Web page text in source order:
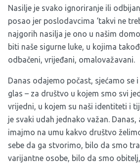
Nasilje je svako ignoriranje ili
posao jer poslodavcima ‘takvi ne
najgorih nasilja je ono u našim
biti naše sigurne luke, u kojima
odbačeni, vrijeđani, omalovažavani.
Danas odajemo počast, sjećamo se
glas – za društvo u kojem smo svi
vrijedni, u kojem su naši identiteti i
je svaki udah jednako važan. Danas,
imajmo na umu kakvo društvo
sebe da ga stvorimo, bilo da smo
varijantne osobe, bilo da smo